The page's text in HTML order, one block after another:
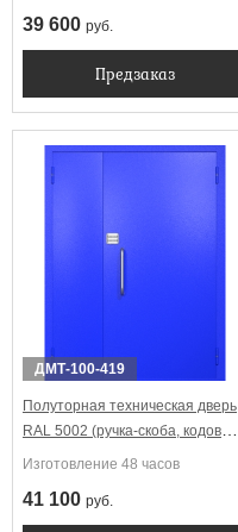
39 600 руб.
Предзаказ
ДМТ-100-419
Полуторная техническая дверь
RAL 5002 (ручка-скоба, кодовый
замок)
Изготовление 48 часов
41 100 руб.